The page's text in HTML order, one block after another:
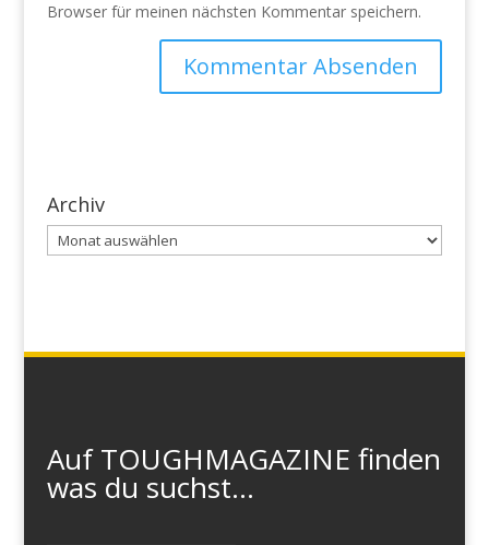
Browser für meinen nächsten Kommentar speichern.
Archiv
Archiv
Auf TOUGHMAGAZINE finden
was du suchst...